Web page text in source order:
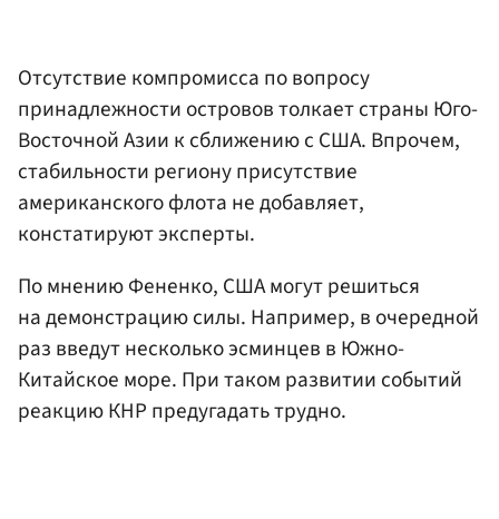
Отсутствие компромисса по вопросу
принадлежности островов толкает страны Юго-
Восточной Азии к сближению с США. Впрочем,
стабильности региону присутствие
американского флота не добавляет,
констатируют эксперты.
По мнению Фененко, США могут решиться
на демонстрацию силы. Например, в очередной
раз введут несколько эсминцев в Южно-
Китайское море. При таком развитии событий
реакцию КНР предугадать трудно.